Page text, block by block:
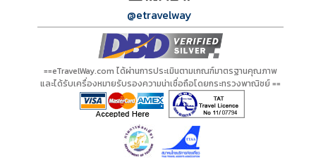
@etravelway
==eTravelWay.com ได้ผ่านการประเมินตามเกณฑ์มาตรฐานคุณภาพ
และได้รับเครื่องหมายรับรองความน่าเชื่อถือโดยกระทรวงพาณิชย์ ==